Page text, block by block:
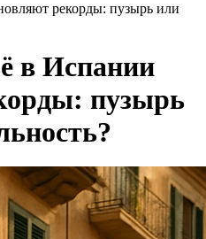
рекорды: пузырь или
в Испании
пузырь